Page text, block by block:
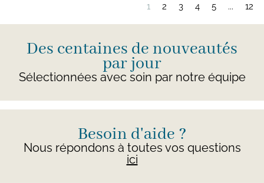
1 2 3 4 5 ... 12
Des centaines de nouveautés
par jour
Sélectionnées avec soin par notre équipe
Besoin d'aide ?
Nous répondons à toutes vos questions
ici